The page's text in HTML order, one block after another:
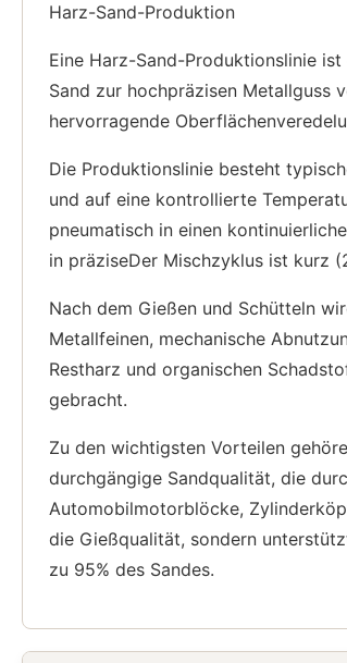
Harz-Sand-Produktion
Eine Harz-Sand-Produktionslinie
Sand zur hochpräzisen Metallguss
hervorragende
Die Produktionslinie besteht
und auf eine kontrollierte
pneumatisch in einen
in präziseDer Mischzyklus ist kurz
Nach dem Gießen und Schütteln
Metallfeinen, mechanische
Restharz und organischen
gebracht.
Zu den wichtigsten Vorteilen
durchgängige Sandqualität, die
Automobilmotorblöcke,
die Gießqualität, sondern
zu 95% des Sandes.